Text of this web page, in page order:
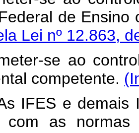
de
Lei nº 12.863,
se ao
competente.
IFES e demais
com as normas